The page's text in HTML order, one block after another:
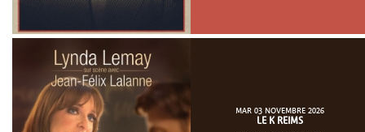
MAR 03 NOVEMBRE 2026
LE K REIMS